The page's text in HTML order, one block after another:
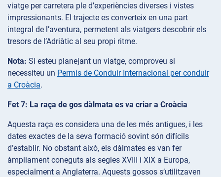
viatge per carretera ple d’experiències diverses i vistes
impressionants. El trajecte es converteix en una part
integral de l’aventura, permetent als viatgers descobrir els
tresors de l’Adriàtic al seu propi ritme.
Nota: Si esteu planejant un viatge, comproveu si
necessiteu un Permís de Conduir Internacional per conduir
a Croàcia.
Fet 7: La raça de gos dàlmata es va criar a Croàcia
Aquesta raça es considera una de les més antigues, i les
dates exactes de la seva formació sovint són difícils
d’establir. No obstant això, els dàlmates es van fer
àmpliament coneguts als segles XVIII i XIX a Europa,
especialment a Anglaterra. Aquests gossos s’utilitzaven